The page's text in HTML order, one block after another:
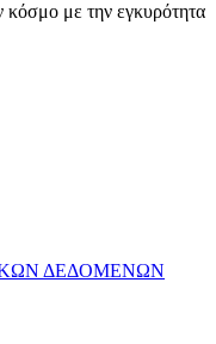
κόσμο με την εγκυρότητα
ΔΕΔΟΜΕΝΩΝ